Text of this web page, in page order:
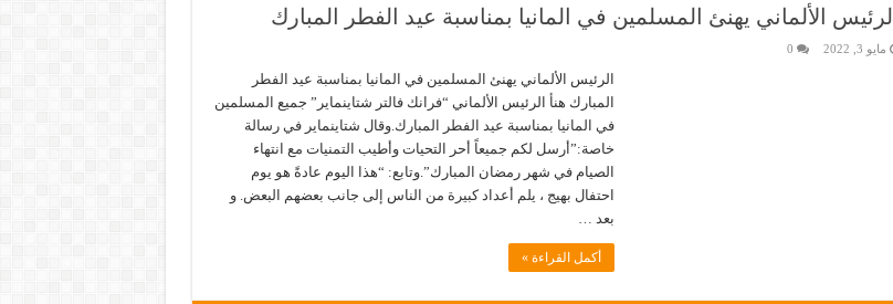
الرئيس الألماني يهنئ المسلمين في المانيا بمناسبة عيد الفطر المبارك
مايو 3, 2022 0
الرئيس الألماني يهنئ المسلمين في المانيا بمناسبة عيد الفطر
المبارك هنأ الرئيس الألماني “فرانك فالتر شتاينماير” جميع المسلمين
في المانيا بمناسبة عيد الفطر المبارك.وقال شتاينماير في رسالة
خاصة:”أرسل لكم جميعاً أحر التحيات وأطيب التمنيات مع انتهاء
الصيام في شهر رمضان المبارك”.وتابع: “هذا اليوم عادةً هو يوم
احتفال بهيج ، يلم أعداد كبيرة من الناس إلى جانب بعضهم البعض. و
بعد …
أكمل القراءة »